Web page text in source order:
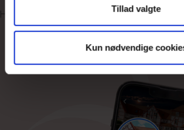
Tillad valgte
Kun nødvendige
Hold dig opdateret med gode tilbud,
meget mere...